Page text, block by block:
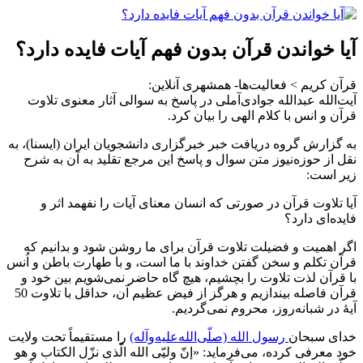
آیا خواندن قرآن بدون فهم آیات فایده دارد؟
قرآن کریم > فعالیت‌ها- همشهری آنلاین:
آیت‌الله عبدالله جوادی‌آملی در پاسخ به سوالی آثار معنوی تلاوت
قرآن و انس با کلام الهی را بیان کرد.
به گزارش گروه دریافت خبر خبرگزاری دانشجویان ایران (ایسنا)، به
نقل از حوزه‌نیوز متن سوال و پاسخ این مرجع تقلید به آن به شرح
زیر است:
آیا تلاوت قرآن در صورتی که انسان معنای آیات را نفهمد اثر و
فایده‌ای دارد؟
اگر اهمیت و فضیلت تلاوت قرآن برای ما روشن شود و بدانیم که
قرآن تکلم و سخن گفتن خداوند با ما ‏است، و با طهارت باطن و اُنس
با قرآن لذت تلاوت را بچشیم، هیچ گاه حاضر نمی‌شویم بین خود و
قرآن ‏فاصله بیندازیم و هرگز از فیض عظیم آن، حداقل با تلاوت 50
آیهٔ در شبانه‌روز، محروم نمی‌گردیم.‏
خدای سبحان رسول الله (صلّی‌الله‌علیه‌وآله) را مستقیماً تحت ولایت
خود معرفی کرده، می‌فرماید: «إنّ ‏ولیّی الله الّذی نزّل الکتاب و هو